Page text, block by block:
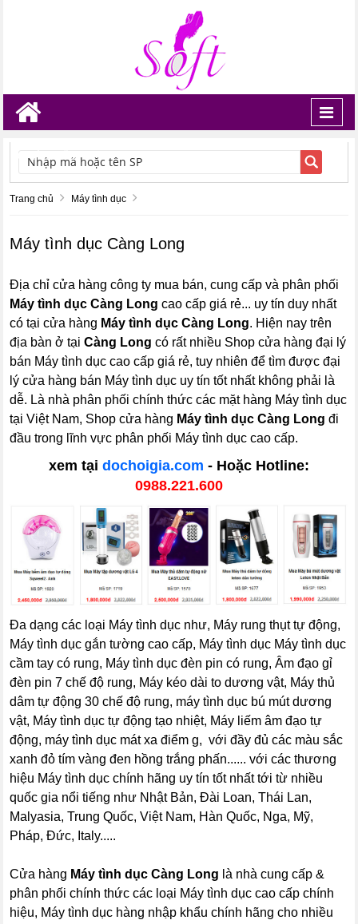
TÌM KIẾM
Trang chủ Máy tình dục
Máy tình dục Càng Long
Địa chỉ cửa hàng công ty mua bán, cung cấp và phân phối
Máy tình dục Càng Long cao cấp giá rẻ... uy tín duy nhất
có tại cửa hàng Máy tình dục Càng Long. Hiện nay trên
địa bàn ở tạiCàng Long có rất nhiều Shop cửa hàng đại lý
bán Máy tình dục cao cấp giá rẻ, tuy nhiên để tìm được đại
lý cửa hàng bán Máy tình dục uy tín tốt nhất không phải là
dễ. Là nhà phân phối chính thức các mặt hàng Máy tình dục
tại Việt Nam, Shop cửa hàng Máy tình dục Càng Long đi
đầu trong lĩnh vực phân phối Máy tình dục cao cấp.
xem tại dochoigia.com - Hoặc Hotline:
0988.221.600
Đa dạng các loại Máy tình dục như, Máy rung thụt tự động,
Máy tình dục gắn tường cao cấp, Máy tình dục Máy tình dục
cầm tay có rung, Máy tình dục đèn pin có rung, Âm đạo gỉ
đèn pin 7 chế độ rung, Máy kéo dài to dương vật, Máy thủ
dâm tự động 30 chế độ rung, máy tình dục bú mút dương
vật, Máy tình dục tự động tạo nhiệt, Máy liếm âm đạo tự
động, máy tình dục mát xa điểm g, với đầy đủ các màu sắc
xanh đỏ tím vàng đen hồng trắng phấn...... với các thương
hiệu Máy tình dục chính hãng uy tín tốt nhất tới từ nhiều
quốc gia nổi tiếng như Nhật Bản, Đài Loan, Thái Lan,
Malyasia, Trung Quốc, Việt Nam, Hàn Quốc, Nga, Mỹ,
Pháp, Đức, Italy.....
Cửa hàng Máy tình dục Càng Long là nhà cung cấp &
phân phối chính thức các loại Máy tình dục cao cấp chính
hiệu, Máy tình dục hàng nhập khẩu chính hãng cho nhiều